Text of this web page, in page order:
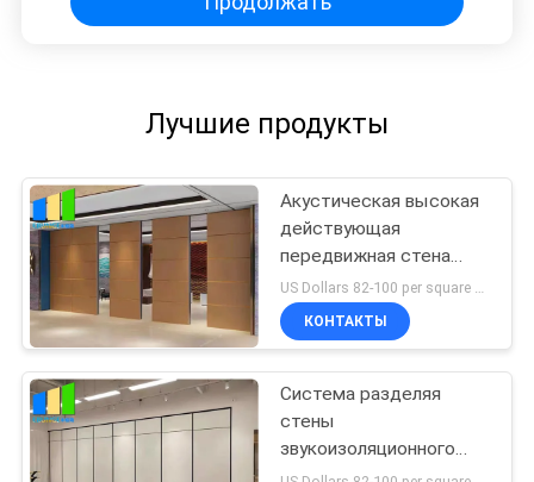
Лучшие продукты
Акустическая высокая
действующая
передвижная стена
раздела в 4 метра для
церков
US Dollars 82-100 per square meter MOQ:Отсутствие MOQ, гостеприимсва небольшого количества
КОНТАКТЫ
Система разделяя
стены
звукоизоляционного
класса школы